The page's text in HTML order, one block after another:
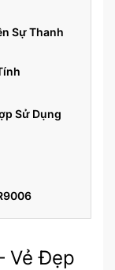
Sự Thanh
Sử Dụng
Vẻ Đẹp